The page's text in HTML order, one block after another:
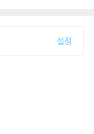
설정